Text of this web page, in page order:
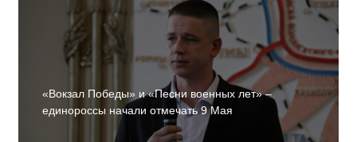
«Вокзал Победы» и «Песни военных лет» –
единороссы начали отмечать 9 Мая